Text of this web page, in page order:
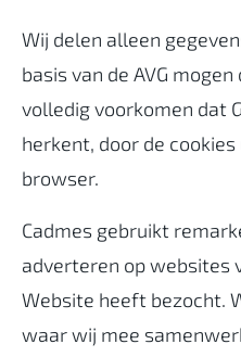
Wij delen alleen
basis van de AVG
volledig voorkomen dat
herkent, door de
browser.
Cadmes gebruikt
adverteren op websites
Website heeft bezocht.
waar wij mee